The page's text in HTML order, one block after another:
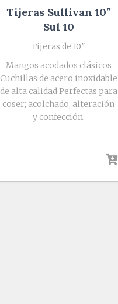
Tijeras Sullivan 10″
Sul 10
Tijeras de 10″
Mangos acodados clásicos
Cuchillas de acero inoxidable
de alta calidad Perfectas para
coser; acolchado; alteración
y confección.